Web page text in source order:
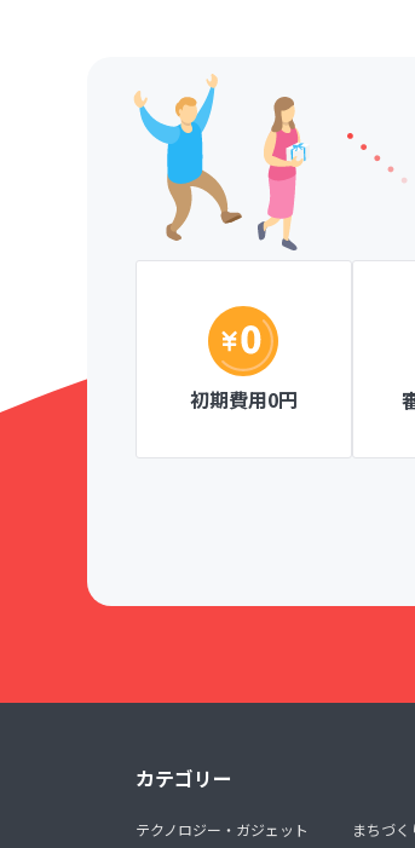
初期費用0円
ページ作成が簡単な操作
にも安心です。
Knitty member's club ニッテ
カテゴリー
テクノロジー・ガジェット
まちづ